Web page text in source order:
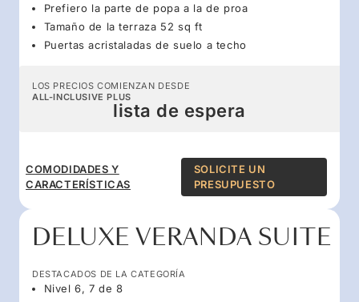
Prefiero la parte de popa a la de proa
Tamaño de la terraza 52 sq ft
Puertas acristaladas de suelo a techo
LOS PRECIOS COMIENZAN DESDE
ALL-INCLUSIVE PLUS
lista de espera
COMODIDADES Y
CARACTERÍSTICAS
SOLICITE UN
PRESUPUESTO
DELUXE VERANDA SUITE
DESTACADOS DE LA CATEGORÍA
Nivel 6, 7 de 8